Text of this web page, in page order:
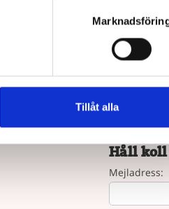
Tillåt alla
Läromedia.
Håll
Mejladress: